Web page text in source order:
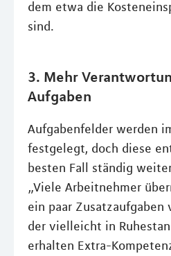
dem etwa die
sind.
3. Mehr
Aufgaben
Aufgabenfelder werden
festgelegt, doch diese
besten Fall ständig
„Viele Arbeitnehmer
ein paar Zusatzaufgaben
der vielleicht in
erhalten Extra-